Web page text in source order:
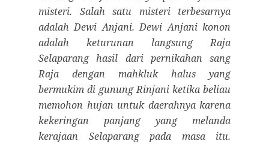
misteri. Salah satu misteri terbesarnya
adalah Dewi Anjani. Dewi Anjani konon
adalah keturunan langsung Raja
Selaparang hasil dari pernikahan sang
Raja dengan mahkluk halus yang
bermukim di gunung Rinjani ketika beliau
memohon hujan untuk daerahnya karena
kekeringan panjang yang melanda
kerajaan Selaparang pada masa itu.